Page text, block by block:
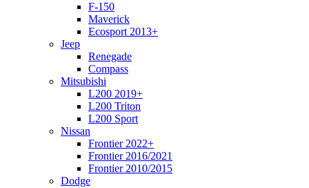
F-150
Maverick
Ecosport 2013+
Jeep
Renegade
Compass
Mitsubishi
L200 2019+
L200 Triton
L200 Sport
Nissan
Frontier 2022+
Frontier 2016/2021
Frontier 2010/2015
Dodge